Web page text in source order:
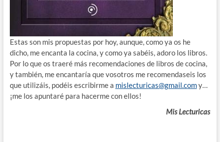
Estas son mis propuestas por hoy, aunque, como ya os he
dicho, me encanta la cocina, y como ya sabéis, adoro los libros.
Por lo que os traeré más recomendaciones de libros de cocina,
y también, me encantaría que vosotros me recomendaseis los
que utilizáis, podéis escribirme a mislecturicas@gmail.comy…
¡me los apuntaré para hacerme con ellos!
Mis Lecturicas